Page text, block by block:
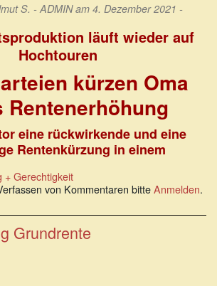
S. - ADMINam 4. Dezember 2021 -
läuft wieder auf
Hochtouren
kürzen Oma
Rentenerhöhung
eine rückwirkende und eine
Rentenkürzung in einem
+ Gerechtigkeit
von Kommentaren bitteAnmelden.
Grundrente